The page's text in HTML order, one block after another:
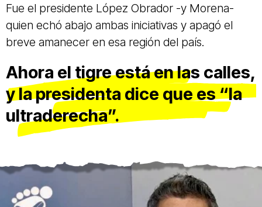
Fue el presidente López Obrador -y Morena-
quien echó abajo ambas iniciativas y apagó el
breve amanecer en esa región del país.
Ahora el tigre está en las calles,
y la presidenta dice que es “la
ultraderecha”.